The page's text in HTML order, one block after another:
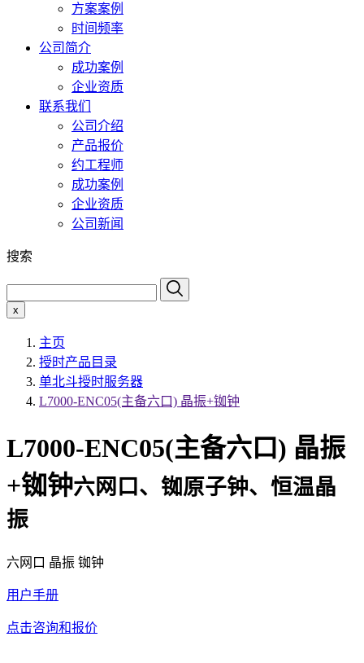
方案案例
时间频率
公司简介
成功案例
企业资质
联系我们
公司介绍
产品报价
约工程师
成功案例
企业资质
公司新闻
搜索
x
主页
授时产品目录
单北斗授时服务器
L7000-ENC05(主备六口) 晶振+铷钟
L7000-ENC05(主备六口) 晶振
+铷钟六网口、铷原子钟、恒温晶
振
六网口 晶振 铷钟
用户手册
点击咨询和报价